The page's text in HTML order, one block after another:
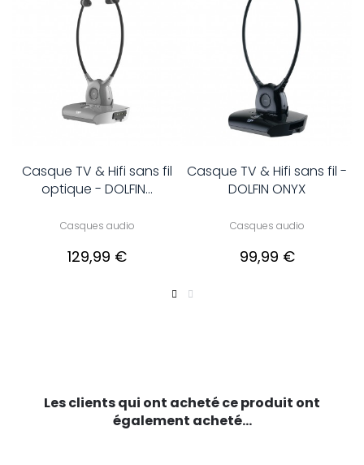
Casque TV & Hifi sans fil
optique - DOLFIN...
Casques audio
129,99 €
Casque TV & Hifi sans fil -
DOLFIN ONYX
Casques audio
99,99 €
Les clients qui ont acheté ce produit ont
également acheté...